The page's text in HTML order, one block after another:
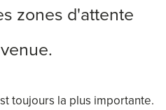
zones d'attente
toujours la plus importante.